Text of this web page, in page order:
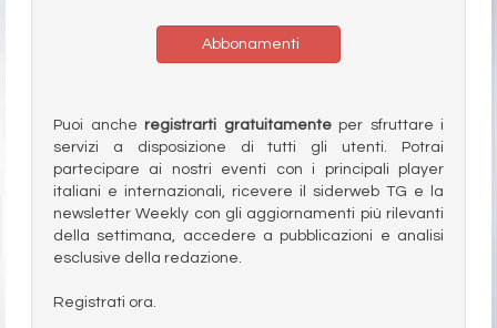
Abbonamenti
Puoi anche registrarti gratuitamenteper sfruttare i
servizi a disposizione di tutti gli utenti. Potrai
partecipare ai nostri eventi con i principali player
italiani e internazionali, ricevere il siderweb TG e la
newsletter Weekly con gli aggiornamenti più rilevanti
della settimana, accedere a pubblicazioni e analisi
esclusive della redazione.
Registrati ora.